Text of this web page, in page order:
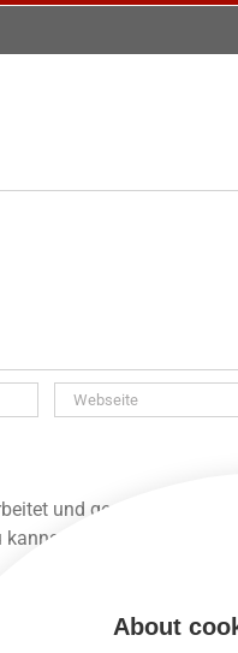
und gespeichert
unsere Seite lesen
About